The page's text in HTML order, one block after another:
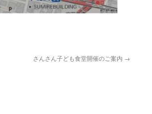
さんさん子ども食堂開催のご案内 →